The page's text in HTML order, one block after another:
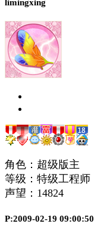
limingxing
角色：超级版主
等级：特级工程师
声望： 14824
P:2009-02-19 09:00:50